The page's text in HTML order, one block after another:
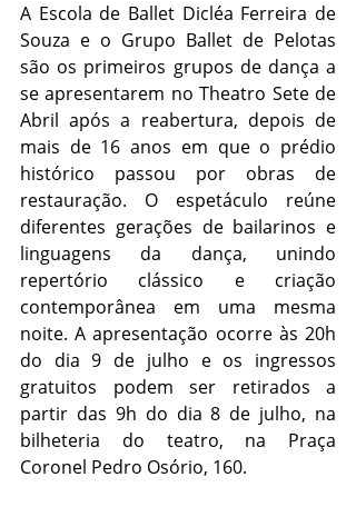
A Escola de Ballet Dicléa Ferreira de
Souza e o Grupo Ballet de Pelotas
são os primeiros grupos de dança a
se apresentarem no Theatro Sete de
Abril após a reabertura, depois de
mais de 16 anos em que o prédio
histórico passou por obras de
restauração. O espetáculo reúne
diferentes gerações de bailarinos e
linguagens da dança, unindo
repertório clássico e criação
contemporânea em uma mesma
noite. A apresentação ocorre às 20h
do dia 9 de julho e os ingressos
gratuitos podem ser retirados a
partir das 9h do dia 8 de julho, na
bilheteria do teatro, na Praça
Coronel Pedro Osório, 160.